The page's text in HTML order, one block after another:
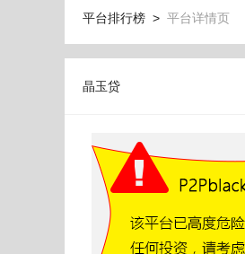
平台排行榜 > 平台详情页
晶玉贷